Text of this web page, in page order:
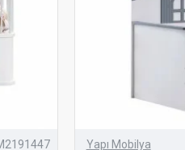
dolaplar, düzenli ve
aktivite mobilyaları, keşfetme
sağlanır.
konforlu bir ortam sağlar.
Yapı Mobilya